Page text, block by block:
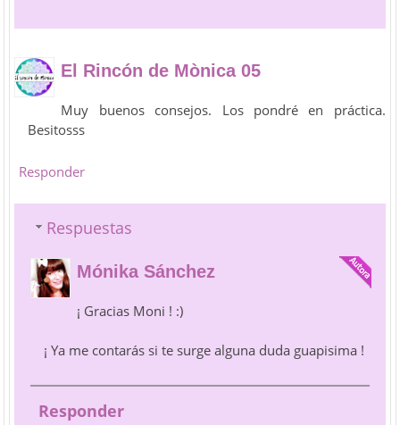
El Rincón de Mònica 05
Muy buenos consejos. Los pondré en práctica.
Besitosss
Responder
Respuestas
Mónika Sánchez
¡ Gracias Moni ! :)
¡ Ya me contarás si te surge alguna duda guapisima !
Responder